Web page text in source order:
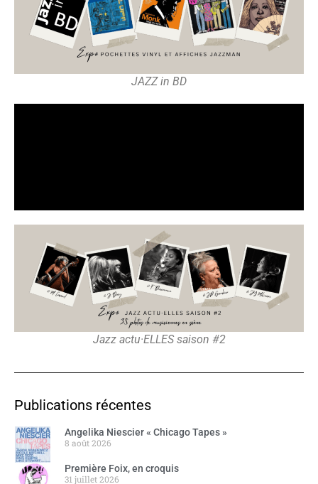
JAZZ in BD
Jazz actu·ELLES saison #2
Publications récentes
Angelika Niescier « Chicago Tapes »
8 août 2026
Première Foix, en croquis
31 juillet 2026